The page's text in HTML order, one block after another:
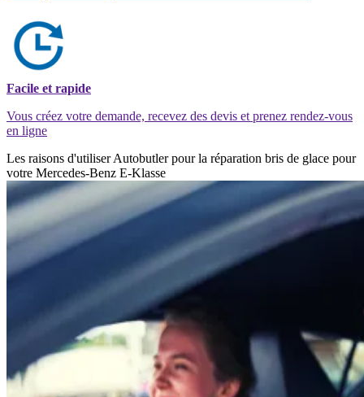
Facile et rapide
Vous créez votre demande, recevez des devis et prenez rendez-vous
en ligne
Les raisons d'utiliser Autobutler pour la réparation bris de glace pour
votre Mercedes-Benz E-Klasse